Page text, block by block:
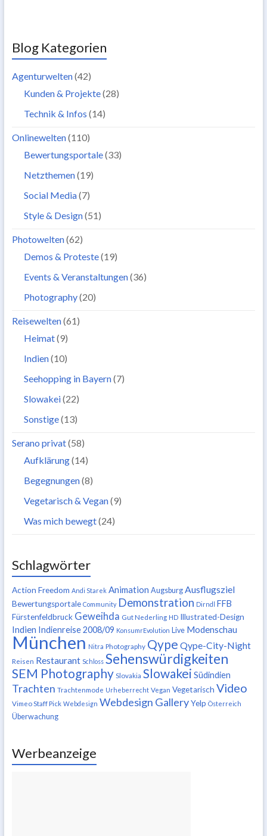
Blog Kategorien
Agenturwelten(42)
Kunden & Projekte(28)
Technik & Infos (14)
Onlinewelten(110)
Bewertungsportale(33)
Netzthemen(19)
Social Media(7)
Style & Design(51)
Photowelten(62)
Demos & Proteste(19)
Events & Veranstaltungen(36)
Photography(20)
Reisewelten(61)
Heimat(9)
Indien(10)
Seehopping in Bayern(7)
Slowakei(22)
Sonstige(13)
Serano privat(58)
Aufklärung(14)
Begegnungen(8)
Vegetarisch & Vegan(9)
Was mich bewegt(24)
Schlagwörter
Action Freedom Andi Starek Animation Augsburg Ausflugsziel
Bewertungsportale Community Demonstration Dirndl FFB
Fürstenfeldbruck Geweihda Gut Nederling HD Illustrated-Design
Indien Indienreise 2008/09 KonsumrEvolution Live Modenschau
München Nitra Photography Qype Qype-City-Night
Reisen Restaurant Schloss Sehenswürdigkeiten
SEM Photography Slovakia Slowakei Südindien
Trachten Trachtenmode Urheberrecht Vegan Vegetarisch Video
Vimeo Staff Pick Webdesign Webdesign Gallery Yelp Österreich
Überwachung
Werbeanzeige